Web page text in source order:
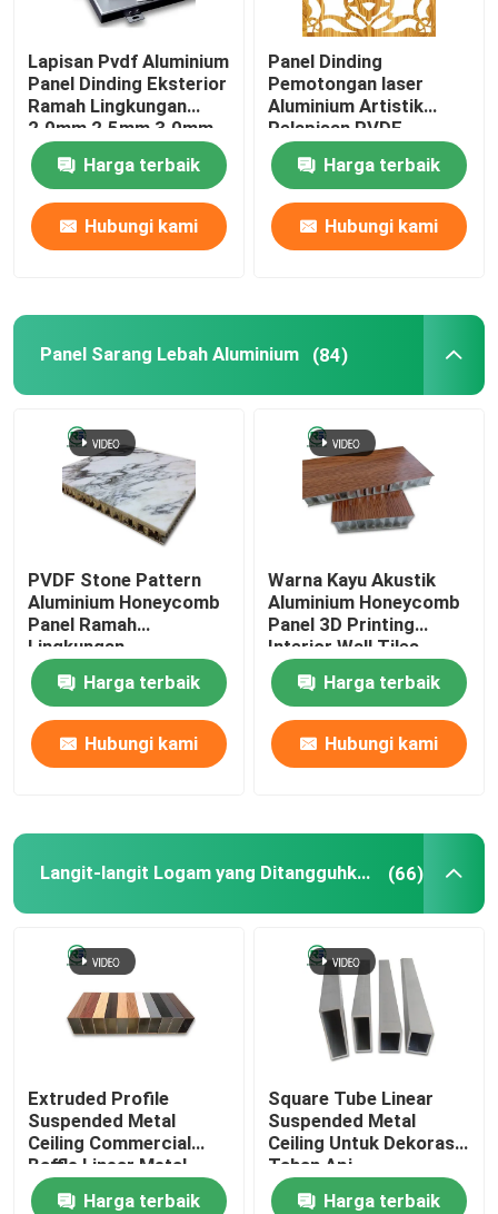
Berbaring Di Ubin Langit-Langit Logam
Panel Dinding Art Deco
Penutup Pendingin Udara Logam
Kabinet aluminium
Pintu Aluminium
Lapisan Pvdf Aluminium
Panel Dinding Eksterior
Ramah Lingkungan
2.0mm 2.5mm 3.0mm
Harga terbaik
Hubungi kami
Panel Dinding
Pemotongan laser
Aluminium Artistik
Pelapisan PVDF
Eksterior Ukiran CNC
Harga terbaik
Hubungi kami
Panel Sarang Lebah Aluminium (84)
PVDF Stone Pattern
Aluminium Honeycomb
Panel Ramah
Lingkungan
Harga terbaik
Hubungi kami
Warna Kayu Akustik
Aluminium Honeycomb
Panel 3D Printing
Interior Wall Tiles
Harga terbaik
Hubungi kami
Langit-langit Logam yang Ditangguhkan (66)
Extruded Profile
Suspended Metal
Ceiling Commercial
Baffle Linear Metal
Strip Ceiling
Harga terbaik
Square Tube Linear
Suspended Metal
Ceiling Untuk Dekorasi
Tahan Api
Harga terbaik